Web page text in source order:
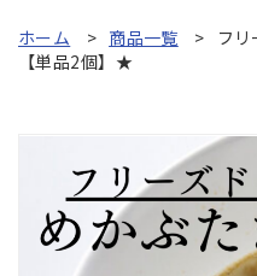
式会社の公式通
ホーム 商品一覧
フ
【単品2個】★